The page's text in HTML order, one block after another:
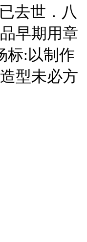
去世．八
早期用章
标:以制作
型未必方